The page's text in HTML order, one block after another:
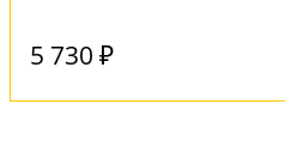
5 730 ₽